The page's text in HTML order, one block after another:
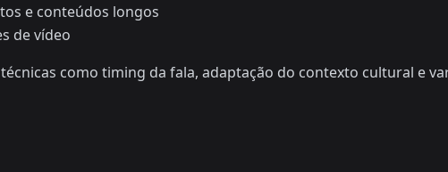
e conteúdos longos
de vídeo
como timing da fala, adaptação do contexto cultural e